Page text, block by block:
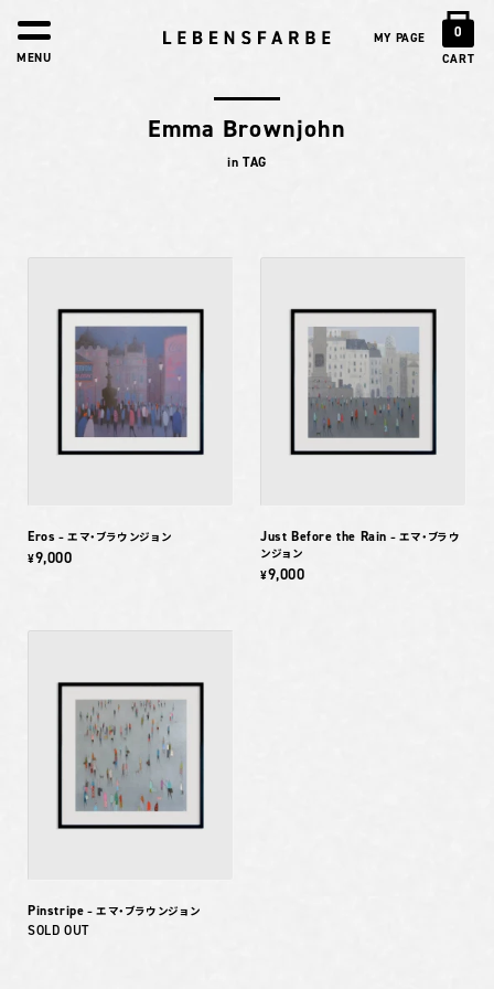
MY PAGE 0
CART
MENU
Emma Brownjohn
in TAG
Eros – エマ・ブラウンジョン
¥9,000
Just Before the Rain – エマ・ブラウ
ンジョン
¥9,000
Pinstripe – エマ・ブラウンジョン
SOLD OUT